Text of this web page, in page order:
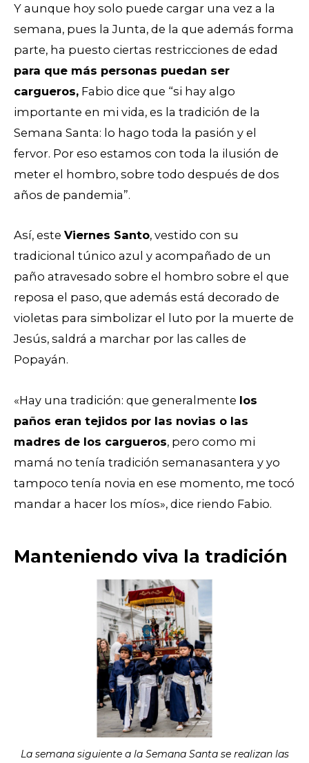
Y aunque hoy solo puede cargar una vez a la
semana, pues la Junta, de la que además forma
parte, ha puesto ciertas restricciones de edad
para que más personas puedan ser
cargueros, Fabio dice que “si hay algo
importante en mi vida, es la tradición de la
Semana Santa: lo hago toda la pasión y el
fervor. Por eso estamos con toda la ilusión de
meter el hombro, sobre todo después de dos
años de pandemia”.
Así, este Viernes Santo, vestido con su
tradicional túnico azul y acompañado de un
paño atravesado sobre el hombro sobre el que
reposa el paso, que además está decorado de
violetas para simbolizar el luto por la muerte de
Jesús, saldrá a marchar por las calles de
Popayán.
«Hay una tradición: que generalmente los
paños eran tejidos por las novias o las
madres de los cargueros, pero como mi
mamá no tenía tradición semanasantera y yo
tampoco tenía novia en ese momento, me tocó
mandar a hacer los míos», dice riendo Fabio.
Manteniendo viva la tradición
La semana siguiente a la Semana Santa se realizan las